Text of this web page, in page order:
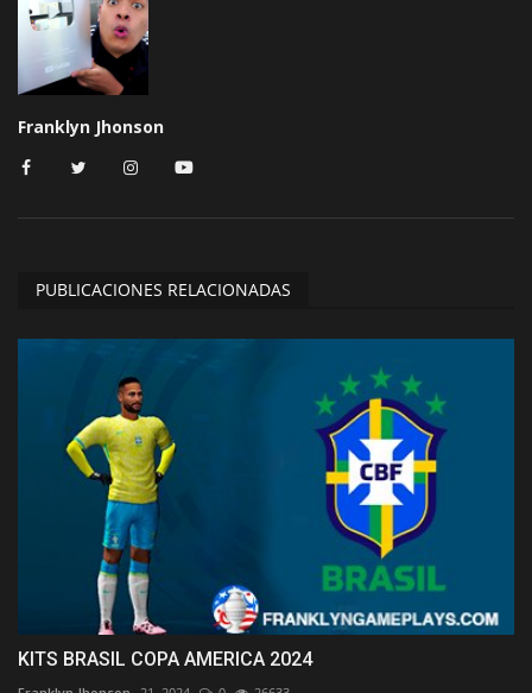
Franklyn Jhonson
PUBLICACIONES RELACIONADAS
KITS BRASIL COPA AMERICA 2024